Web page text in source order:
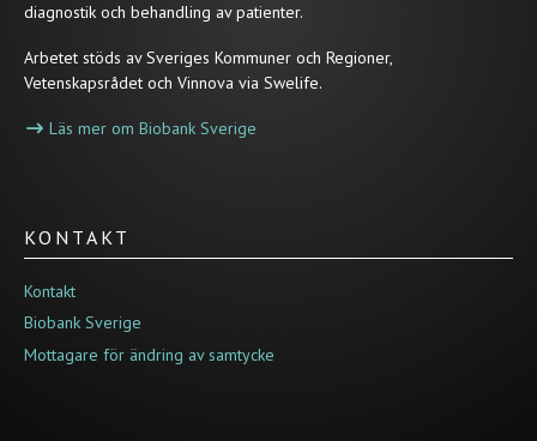
diagnostik och behandling av patienter.
Arbetet stöds av Sveriges Kommuner och Regioner,
Vetenskapsrådet och Vinnova via Swelife.
Läs mer om Biobank Sverige
KONTAKT
Kontakt
Biobank Sverige
Mottagare för ändring av samtycke